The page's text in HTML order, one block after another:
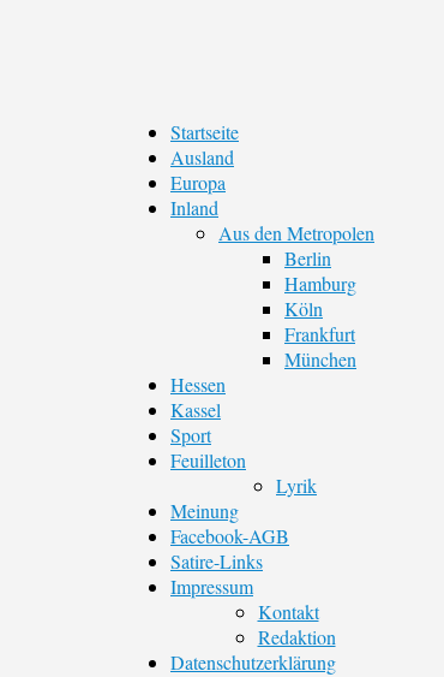
Startseite
Ausland
Europa
Inland
Aus den Metropolen
Berlin
Hamburg
Köln
Frankfurt
München
Hessen
Kassel
Sport
Feuilleton
Lyrik
Meinung
Facebook-AGB
Satire-Links
Impressum
Kontakt
Redaktion
Datenschutzerklärung